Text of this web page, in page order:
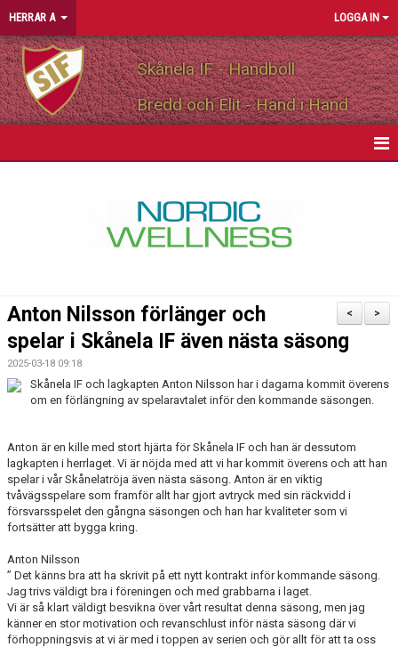
HERRAR A LOGGA IN
Skånela IF - Handboll
Bredd och Elit - Hand i Hand
TRUPPEN
PERSONLIGA PARTNERS
BILDGALLERI
DOKUMENT
KONTAKT
>
<
Anton Nilsson förlänger och
spelar i Skånela IF även nästa säsong
2025-03-18 09:18
Skånela IF och lagkapten Anton Nilsson har i dagarna kommit överens
om en förlängning av spelaravtalet inför den kommande säsongen.
Anton är en kille med stort hjärta för Skånela IF och han är dessutom
lagkapten i herrlaget. Vi är nöjda med att vi har kommit överens och att han
spelar i vår Skånelatröja även nästa säsong. Anton är en viktig
tvåvägsspelare som framför allt har gjort avtryck med sin räckvidd i
försvarsspelet den gångna säsongen och han har kvaliteter som vi
fortsätter att bygga kring.
Anton Nilsson
” Det känns bra att ha skrivit på ett nytt kontrakt inför kommande säsong.
Jag trivs väldigt bra i föreningen och med grabbarna i laget.
Vi är så klart väldigt besvikna över vårt resultat denna säsong, men jag
känner en stor motivation och revanschlust inför nästa säsong där vi
förhoppningsvis at vi är med i toppen av serien och gör allt för att ta oss